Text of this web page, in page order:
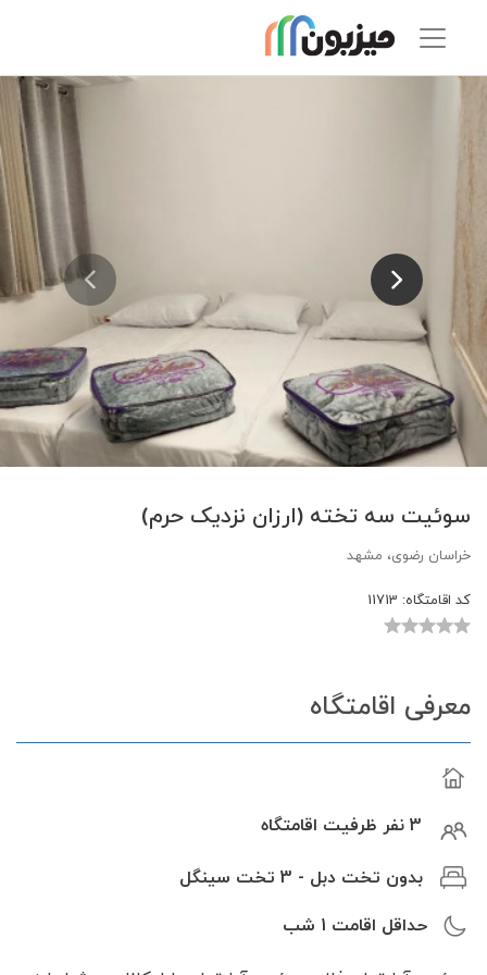
سوئیت سه تخته (ارزان نزدیک حرم)
خراسان رضوی، مشهد
کد اقامتگاه:
معرفی اقامتگاه
3 نفر ظرفیت اقامتگاه
بدون تخت دبل - 3 تخت سینگل
حداقل اقامت 1 شب